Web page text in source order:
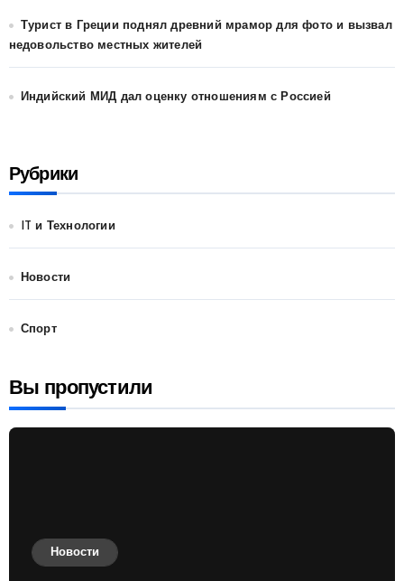
Турист в Греции поднял древний мрамор для фото и вызвал
недовольство местных жителей
Индийский МИД дал оценку отношениям с Россией
Рубрики
IT и Технологии
Новости
Спорт
Вы пропустили
Новости